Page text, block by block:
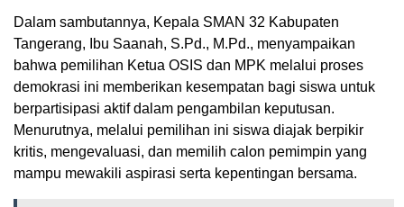
Dalam sambutannya, Kepala SMAN 32 Kabupaten
Tangerang, Ibu Saanah, S.Pd., M.Pd., menyampaikan
bahwa pemilihan Ketua OSIS dan MPK melalui proses
demokrasi ini memberikan kesempatan bagi siswa untuk
berpartisipasi aktif dalam pengambilan keputusan.
Menurutnya, melalui pemilihan ini siswa diajak berpikir
kritis, mengevaluasi, dan memilih calon pemimpin yang
mampu mewakili aspirasi serta kepentingan bersama.